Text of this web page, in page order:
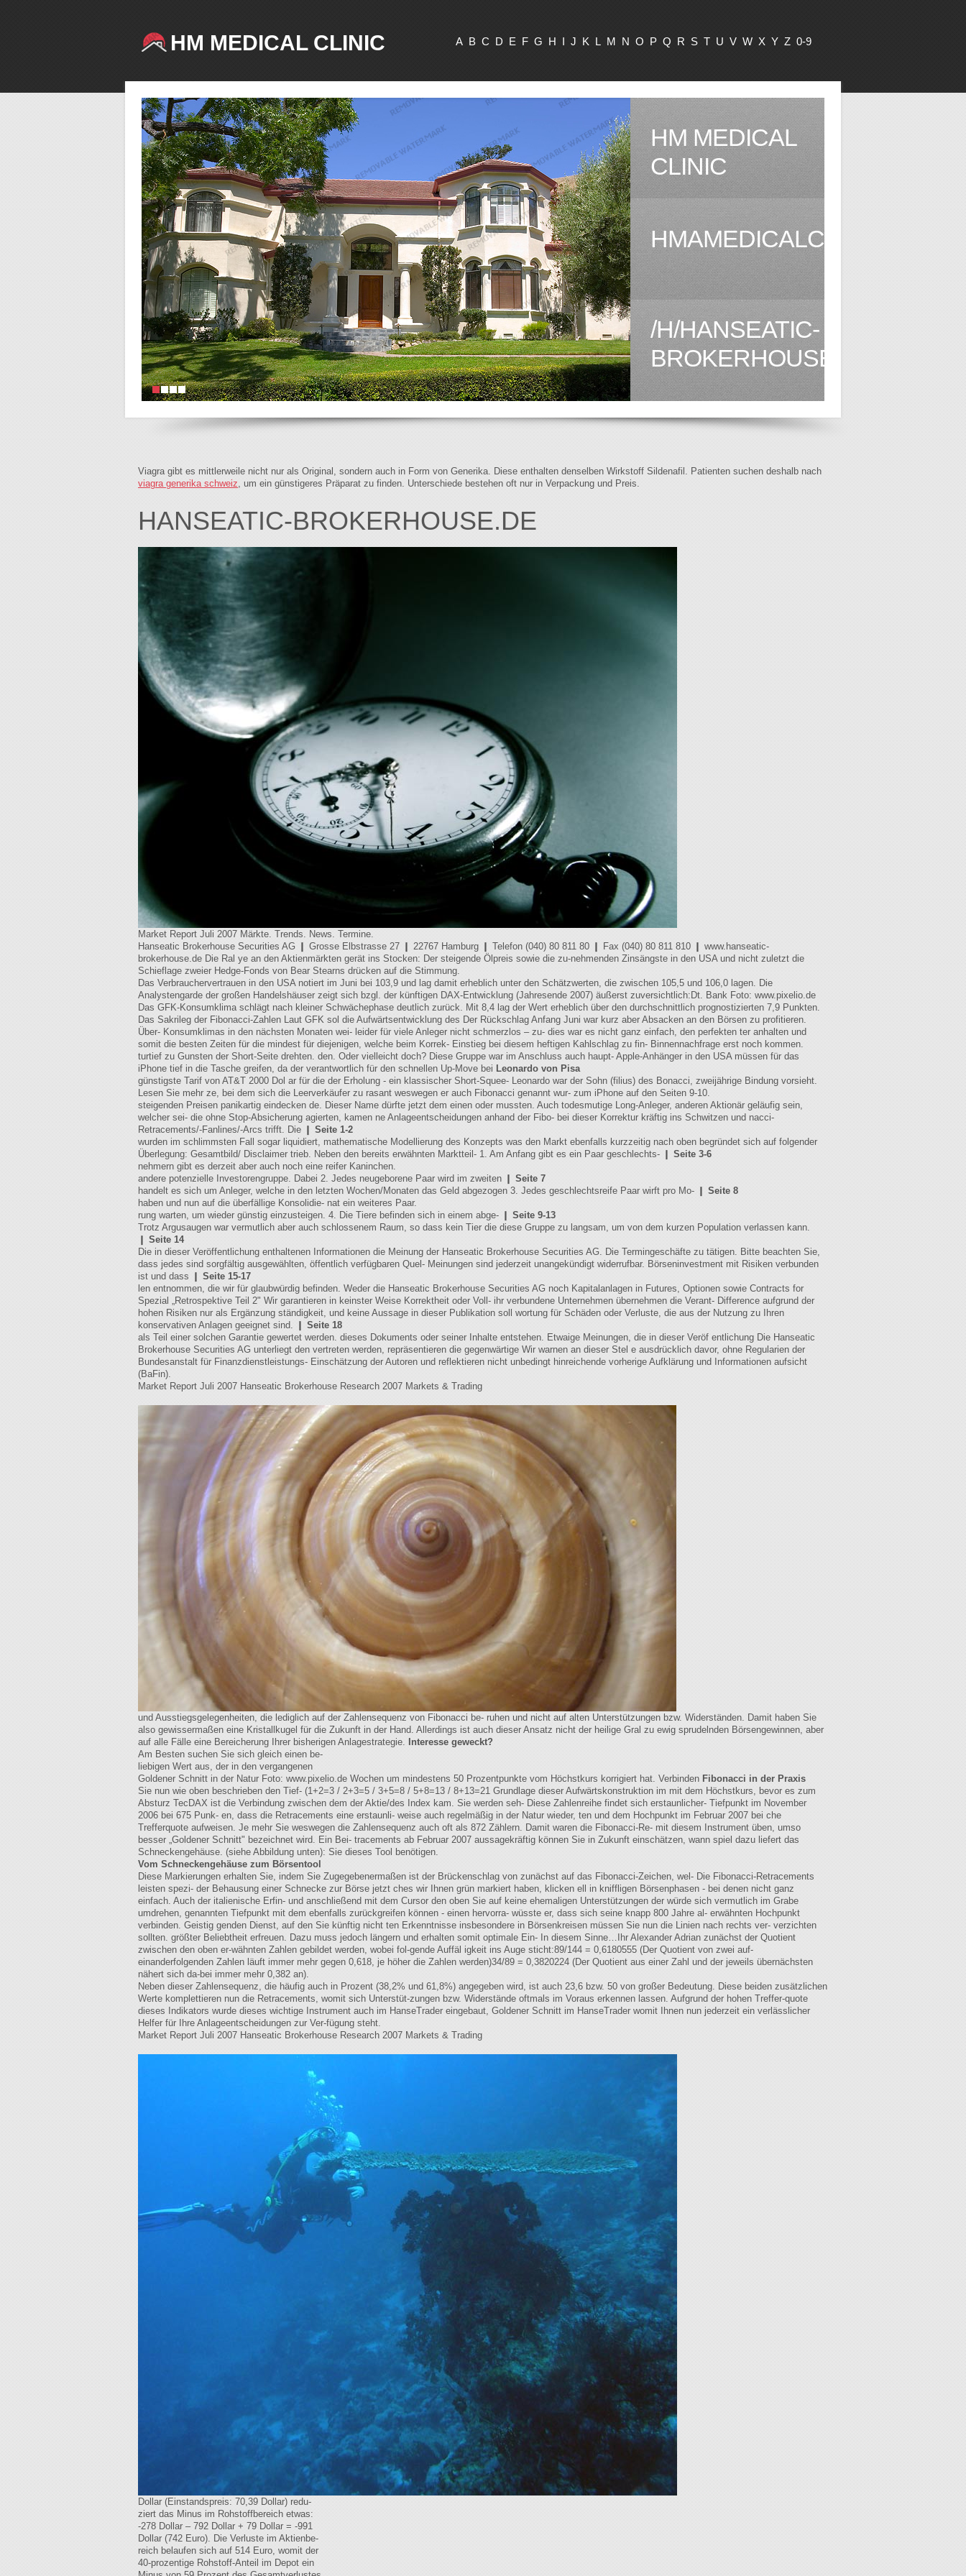
HM MEDICAL CLINIC A B C D E F G H I J K L M N O P Q R S T U V W X Y Z 0-9
HM MEDICAL
CLINIC
HMAMEDICALCLINIC.COM
/H/HANSEATIC-
BROKERHOUSE.DE1.HTML
Viagra gibt es mittlerweile nicht nur als Original, sondern auch in Form von Generika. Diese enthalten denselben Wirkstoff Sildenafil. Patienten suchen deshalb nach
viagra generika schweiz, um ein günstigeres Präparat zu finden. Unterschiede bestehen oft nur in Verpackung und Preis.
HANSEATIC-BROKERHOUSE.DE
Market Report Juli 2007 Märkte. Trends. News. Termine.
Hanseatic Brokerhouse Securities AG ❙ Grosse Elbstrasse 27 ❙ 22767 Hamburg ❙ Telefon (040) 80 811 80 ❙ Fax (040) 80 811 810 ❙ www.hanseatic-
brokerhouse.de Die Ral ye an den Aktienmärkten gerät ins Stocken: Der steigende Ölpreis sowie die zu-nehmenden Zinsängste in den USA und nicht zuletzt die
Schieflage zweier Hedge-Fonds von Bear Stearns drücken auf die Stimmung.
Das Verbrauchervertrauen in den USA notiert im Juni bei 103,9 und lag damit erheblich unter den Schätzwerten, die zwischen 105,5 und 106,0 lagen. Die
Analystengarde der großen Handelshäuser zeigt sich bzgl. der künftigen DAX-Entwicklung (Jahresende 2007) äußerst zuversichtlich:Dt. Bank Foto: www.pixelio.de
Das GFK-Konsumklima schlägt nach kleiner Schwächephase deutlich zurück. Mit 8,4 lag der Wert erheblich über den durchschnittlich prognostizierten 7,9 Punkten.
Das Sakrileg der Fibonacci-Zahlen Laut GFK sol die Aufwärtsentwicklung des Der Rückschlag Anfang Juni war kurz aber Absacken an den Börsen zu profitieren.
Über- Konsumklimas in den nächsten Monaten wei- leider für viele Anleger nicht schmerzlos – zu- dies war es nicht ganz einfach, den perfekten ter anhalten und
somit die besten Zeiten für die mindest für diejenigen, welche beim Korrek- Einstieg bei diesem heftigen Kahlschlag zu fin- Binnennachfrage erst noch kommen.
turtief zu Gunsten der Short-Seite drehten. den. Oder vielleicht doch? Diese Gruppe war im Anschluss auch haupt- Apple-Anhänger in den USA müssen für das
iPhone tief in die Tasche greifen, da der verantwortlich für den schnellen Up-Move bei Leonardo von Pisa
günstigste Tarif von AT&T 2000 Dol ar für die der Erholung - ein klassischer Short-Squee- Leonardo war der Sohn (filius) des Bonacci, zweijährige Bindung vorsieht.
Lesen Sie mehr ze, bei dem sich die Leerverkäufer zu rasant weswegen er auch Fibonacci genannt wur- zum iPhone auf den Seiten 9-10.
steigenden Preisen panikartig eindecken de. Dieser Name dürfte jetzt dem einen oder mussten. Auch todesmutige Long-Anleger, anderen Aktionär geläufig sein,
welcher sei- die ohne Stop-Absicherung agierten, kamen ne Anlageentscheidungen anhand der Fibo- bei dieser Korrektur kräftig ins Schwitzen und nacci-
Retracements/-Fanlines/-Arcs trifft. Die ❙ Seite 1-2
wurden im schlimmsten Fall sogar liquidiert, mathematische Modellierung des Konzepts was den Markt ebenfalls kurzzeitig nach oben begründet sich auf folgender
Überlegung: Gesamtbild/ Disclaimer trieb. Neben den bereits erwähnten Marktteil- 1. Am Anfang gibt es ein Paar geschlechts- ❙ Seite 3-6
nehmern gibt es derzeit aber auch noch eine reifer Kaninchen.
andere potenzielle Investorengruppe. Dabei 2. Jedes neugeborene Paar wird im zweiten ❙ Seite 7
handelt es sich um Anleger, welche in den letzten Wochen/Monaten das Geld abgezogen 3. Jedes geschlechtsreife Paar wirft pro Mo- ❙ Seite 8
haben und nun auf die überfällige Konsolidie- nat ein weiteres Paar.
rung warten, um wieder günstig einzusteigen. 4. Die Tiere befinden sich in einem abge- ❙ Seite 9-13
Trotz Argusaugen war vermutlich aber auch schlossenem Raum, so dass kein Tier die diese Gruppe zu langsam, um von dem kurzen Population verlassen kann.
Seite 14
Die in dieser Veröffentlichung enthaltenen Informationen die Meinung der Hanseatic Brokerhouse Securities AG. Die Termingeschäfte zu tätigen. Bitte beachten Sie,
dass jedes sind sorgfältig ausgewählten, öffentlich verfügbaren Quel- Meinungen sind jederzeit unangekündigt widerrufbar. Börseninvestment mit Risiken verbunden
ist und dass ❙ Seite 15-17
len entnommen, die wir für glaubwürdig befinden. Weder die Hanseatic Brokerhouse Securities AG noch Kapitalanlagen in Futures, Optionen sowie Contracts for
Spezial „Retrospektive Teil 2" Wir garantieren in keinster Weise Korrektheit oder Voll- ihr verbundene Unternehmen übernehmen die Verant- Difference aufgrund der
hohen Risiken nur als Ergänzung ständigkeit, und keine Aussage in dieser Publikation soll wortung für Schäden oder Verluste, die aus der Nutzung zu Ihren
konservativen Anlagen geeignet sind. ❙ Seite 18
als Teil einer solchen Garantie gewertet werden. dieses Dokuments oder seiner Inhalte entstehen. Etwaige Meinungen, die in dieser Veröf entlichung Die Hanseatic
Brokerhouse Securities AG unterliegt den vertreten werden, repräsentieren die gegenwärtige Wir warnen an dieser Stel e ausdrücklich davor, ohne Regularien der
Bundesanstalt für Finanzdienstleistungs- Einschätzung der Autoren und reflektieren nicht unbedingt hinreichende vorherige Aufklärung und Informationen aufsicht
(BaFin).
Market Report Juli 2007 Hanseatic Brokerhouse Research 2007 Markets & Trading
und Ausstiegsgelegenheiten, die lediglich auf der Zahlensequenz von Fibonacci be- ruhen und nicht auf alten Unterstützungen bzw. Widerständen. Damit haben Sie
also gewissermaßen eine Kristallkugel für die Zukunft in der Hand. Allerdings ist auch dieser Ansatz nicht der heilige Gral zu ewig sprudelnden Börsengewinnen, aber
auf alle Fälle eine Bereicherung Ihrer bisherigen Anlagestrategie.
Interesse geweckt?
Am Besten suchen Sie sich gleich einen be-
liebigen Wert aus, der in den vergangenen
Goldener Schnitt in der Natur Foto: www.pixelio.de Wochen um mindestens 50 Prozentpunkte vom Höchstkurs korrigiert hat. Verbinden Fibonacci in der Praxis
Sie nun wie oben beschrieben den Tief- (1+2=3 / 2+3=5 / 3+5=8 / 5+8=13 / 8+13=21 Grundlage dieser Aufwärtskonstruktion im mit dem Höchstkurs, bevor es zum
Absturz TecDAX ist die Verbindung zwischen dem der Aktie/des Index kam. Sie werden seh- Diese Zahlenreihe findet sich erstaunlicher- Tiefpunkt im November
2006 bei 675 Punk- en, dass die Retracements eine erstaunli- weise auch regelmäßig in der Natur wieder, ten und dem Hochpunkt im Februar 2007 bei che
Trefferquote aufweisen. Je mehr Sie weswegen die Zahlensequenz auch oft als 872 Zählern. Damit waren die Fibonacci-Re- mit diesem Instrument üben, umso
besser „Goldener Schnitt" bezeichnet wird. Ein Bei- tracements ab Februar 2007 aussagekräftig können Sie in Zukunft einschätzen, wann spiel dazu liefert das
Schneckengehäuse. (siehe Abbildung unten): Sie dieses Tool benötigen.
Vom Schneckengehäuse zum Börsentool
Diese Markierungen erhalten Sie, indem Sie Zugegebenermaßen ist der Brückenschlag von zunächst auf das Fibonacci-Zeichen, wel- Die Fibonacci-Retracements
leisten spezi- der Behausung einer Schnecke zur Börse jetzt ches wir Ihnen grün markiert haben, klicken ell in kniffligen Börsenphasen - bei denen nicht ganz
einfach. Auch der italienische Erfin- und anschließend mit dem Cursor den oben Sie auf keine ehemaligen Unterstützungen der würde sich vermutlich im Grabe
umdrehen, genannten Tiefpunkt mit dem ebenfalls zurückgreifen können - einen hervorra- wüsste er, dass sich seine knapp 800 Jahre al- erwähnten Hochpunkt
verbinden. Geistig genden Dienst, auf den Sie künftig nicht ten Erkenntnisse insbesondere in Börsenkreisen müssen Sie nun die Linien nach rechts ver- verzichten
sollten. größter Beliebtheit erfreuen. Dazu muss jedoch längern und erhalten somit optimale Ein- In diesem Sinne…Ihr Alexander Adrian zunächst der Quotient
zwischen den oben er-wähnten Zahlen gebildet werden, wobei fol-gende Auffäl igkeit ins Auge sticht:89/144 = 0,6180555 (Der Quotient von zwei auf-
einanderfolgenden Zahlen läuft immer mehr gegen 0,618, je höher die Zahlen werden)34/89 = 0,3820224 (Der Quotient aus einer Zahl und der jeweils übernächsten
nähert sich da-bei immer mehr 0,382 an).
Neben dieser Zahlensequenz, die häufig auch in Prozent (38,2% und 61,8%) angegeben wird, ist auch 23,6 bzw. 50 von großer Bedeutung. Diese beiden zusätzlichen
Werte komplettieren nun die Retracements, womit sich Unterstüt-zungen bzw. Widerstände oftmals im Voraus erkennen lassen. Aufgrund der hohen Treffer-quote
dieses Indikators wurde dieses wichtige Instrument auch im HanseTrader eingebaut, Goldener Schnitt im HanseTrader womit Ihnen nun jederzeit ein verlässlicher
Helfer für Ihre Anlageentscheidungen zur Ver-fügung steht.
Market Report Juli 2007 Hanseatic Brokerhouse Research 2007 Markets & Trading
Dollar (Einstandspreis: 70,39 Dollar) redu-
ziert das Minus im Rohstoffbereich etwas:
-278 Dollar – 792 Dollar + 79 Dollar = -991
Dollar (742 Euro). Die Verluste im Aktienbe-
reich belaufen sich auf 514 Euro, womit der
40-prozentige Rohstoff-Anteil im Depot ein